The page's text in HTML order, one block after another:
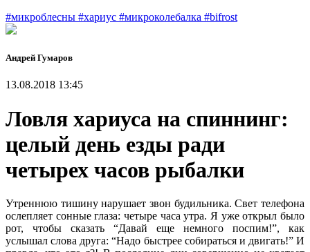
#микроблесны #хариус #микроколебалка #bifrost
Андрей Гумаров
13.08.2018 13:45
Ловля хариуса на спиннинг:
целый день езды ради
четырех часов рыбалки
Утреннюю тишину нарушает звон будильника. Свет телефона
ослепляет сонные глаза: четыре часа утра. Я уже открыл было
рот, чтобы сказать “Давай еще немного поспим!”, как
услышал слова друга: “Надо быстрее собираться и двигать!” И